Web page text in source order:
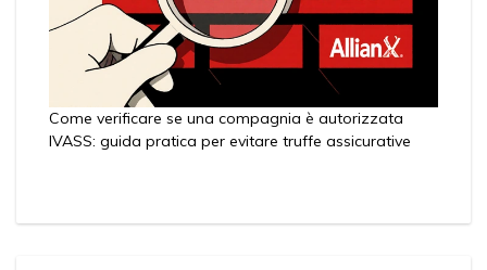
Come verificare se una compagnia è autorizzata
IVASS: guida pratica per evitare truffe assicurative